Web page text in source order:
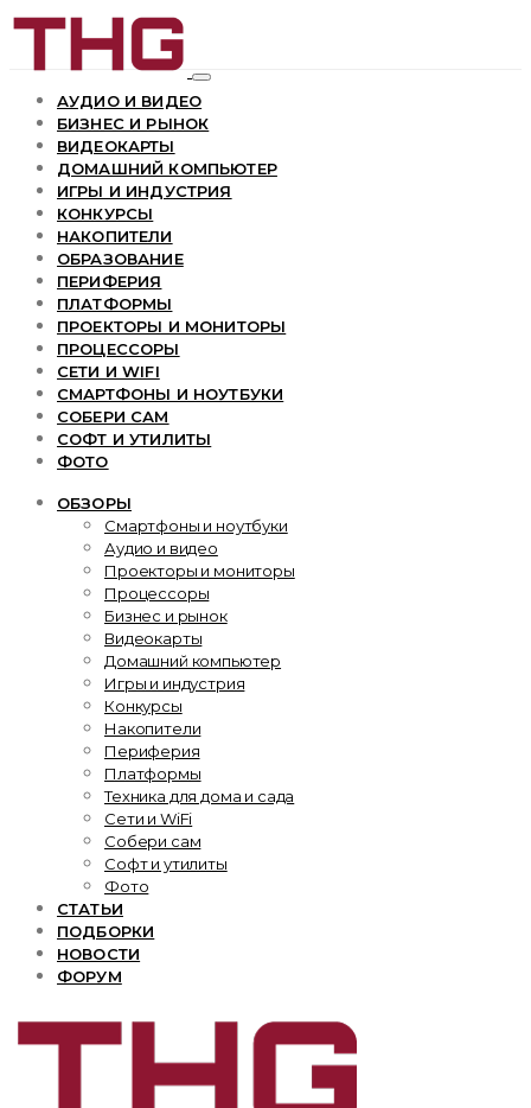
АУДИО И ВИДЕО
БИЗНЕС И РЫНОК
ВИДЕОКАРТЫ
ДОМАШНИЙ КОМПЬЮТЕР
ИГРЫ И ИНДУСТРИЯ
КОНКУРСЫ
НАКОПИТЕЛИ
ОБРАЗОВАНИЕ
ПЕРИФЕРИЯ
ПЛАТФОРМЫ
ПРОЕКТОРЫ И МОНИТОРЫ
ПРОЦЕССОРЫ
СЕТИ И WIFI
СМАРТФОНЫ И НОУТБУКИ
СОБЕРИ САМ
СОФТ И УТИЛИТЫ
ФОТО
ОБЗОРЫ
Смартфоны и ноутбуки
Аудио и видео
Проекторы и мониторы
Процессоры
Бизнес и рынок
Видеокарты
Домашний компьютер
Игры и индустрия
Конкурсы
Накопители
Периферия
Платформы
Техника для дома и сада
Сети и WiFi
Собери сам
Софт и утилиты
Фото
СТАТЬИ
ПОДБОРКИ
НОВОСТИ
ФОРУМ